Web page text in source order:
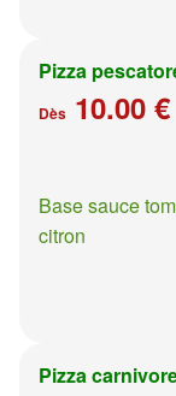
Pizza
Dès 10.00 €
Base sauce
citron
Pizza